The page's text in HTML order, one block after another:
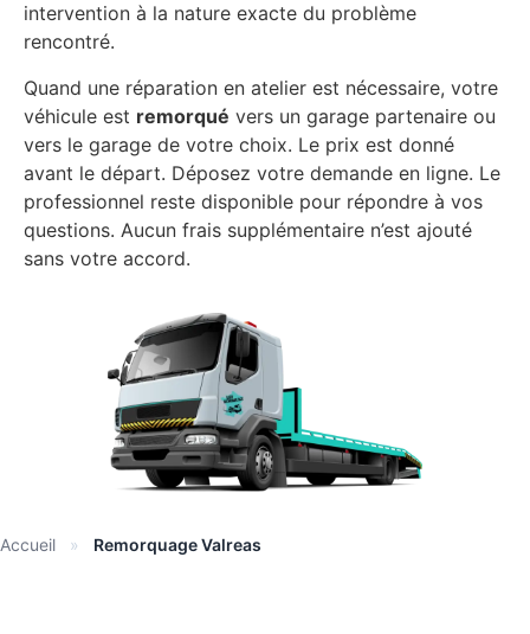
intervention à la nature exacte du problème
rencontré.
Quand une réparation en atelier est nécessaire, votre
véhicule est remorqué vers un garage partenaire ou
vers le garage de votre choix. Le prix est donné
avant le départ. Déposez votre demande en ligne. Le
professionnel reste disponible pour répondre à vos
questions. Aucun frais supplémentaire n’est ajouté
sans votre accord.
Accueil » Remorquage Valreas